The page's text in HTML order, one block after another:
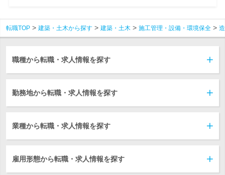
転職TOP 建築・土木から探す 建築・土木 施工管理・設備・環境保全
職種から転職・求人情報を探す
勤務地から転職・求人情報を探す
業種から転職・求人情報を探す
雇用形態から転職・求人情報を探す